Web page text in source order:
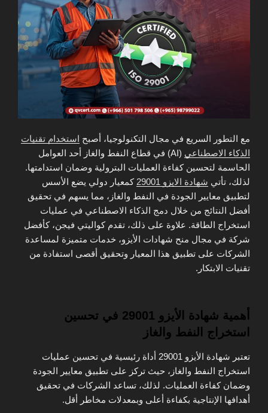
مع التطور السريع في مجال التكنولوجيا، أصبح استخدام تقنيات
الذكاء الاصطناعي
(AI) في قطاع النفط والغاز أحد العوامل
الحاسمة لتحسين كفاءة العمليات البترولية وضمان استدامتها.
لذلك، تأتي شهادة الايزو 29001
كمعيار دولي يضع الأسس
لتطبيق معايير الجودة في النفط والغاز، مما يسهم في تحقيق
أفضل النتائج من خلال دمج الذكاء الاصطناعي في عمليات
استخراج الطاقة. علاوة على ذلك، تقدم كواليتي فيجن، كأفضل
شركة في مجال منح شهادات الأيزو، خدمات متميزة لمساعدة
الشركات على تطبيق هذا المعيار وتحقيق أقصى استفادة من
تقنيات الابتكار.
أهمية شهادة الأيزو 29001 في تحسين
استخراج النفط والغاز
تعتبر شهادة الأيزو 29001 أداة رئيسية في تحسين عمليات
استخراج النفط والغاز، حيث تركز على تطبيق معايير الجودة
وضمان كفاءة العمليات. لذلك، تساعد الشركات في تحقيق
أهدافها الإنتاجية بكفاءة أعلى وبمعدلات مخاطر أقل.